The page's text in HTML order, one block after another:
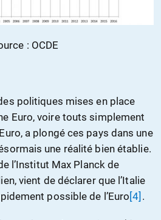
: OCDE
politiques mises en place
Euro, voire touts simplement
a plongé ces pays dans une
une réalité bien établie.
l’Institut Max Planck de
vient de déclarer que l’Italie
possible de l’Euro [4] .